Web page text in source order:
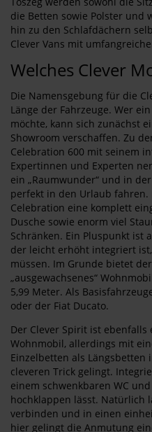
die Betten sowie Polster und
hin zu den Schlafdächern
Clever Vans mit
Welches Clever
Die Namensgebung für die
Länge der Fahrzeuge. Wer
möchte, kann sich zunächst
Showroom verschaffen. Zu
Celebration 600 mit seinem
Expertinnen und Experten
ein „Raumwunder“ und in
perfekt in den Urlaub
Celebration eine komplett
Dusche sowie enorm viel
Schränken. Ein Pluspunkt ist
der leicht erhöht integriert
müssen. Im Grunde bietet
„ausgewachsenes“
5,99 Meter. Als
oder der Fiat Ducato.
Der Clever Spirit ist ebenfalls
Wohnmobil, allerdings mit
Einzelbetten als
cleveren Trick gelingt.
einem schwenkbaren WC
hochklappen lässt. Natürlich
verbinden und in einen
hier gelingt die Anmutung